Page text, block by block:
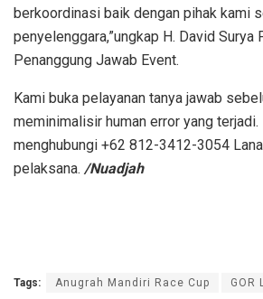
berkoordinasi baik dengan pihak kami
penyelenggara,”ungkap H. David Surya
Penanggung Jawab Event.
Kami buka pelayanan tanya jawab
meminimalisir human error yang
menghubungi +62 812-3412-3054
pelaksana. /Nuadjah
Tags: Anugrah Mandiri Race Cup GOR